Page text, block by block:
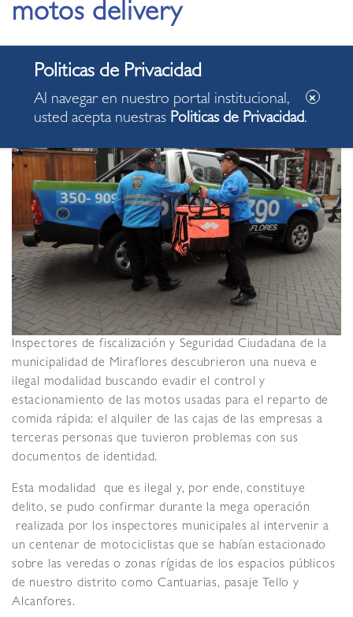
motos delivery
17.09.2019
Inspectores de fiscalización y Seguridad Ciudadana de la
municipalidad de Miraflores descubrieron una nueva e
ilegal modalidad buscando evadir el control y
estacionamiento de las motos usadas para el reparto de
comida rápida: el alquiler de las cajas de las empresas a
terceras personas que tuvieron problemas con sus
documentos de identidad.
Esta modalidad que es ilegal y, por ende, constituye
delito, se pudo confirmar durante la mega operación
realizada por los inspectores municipales al intervenir a
un centenar de motociclistas que se habían estacionado
sobre las veredas o zonas rígidas de los espacios públicos
de nuestro distrito como Cantuarias, pasaje Tello y
Alcanfores.
Al navegar en nuestro portal institucional,
usted acepta nuestras Politicas de Privacidad.